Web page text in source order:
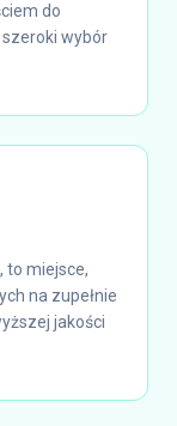
do
wybór
to miejsce,
na zupełnie
jakości